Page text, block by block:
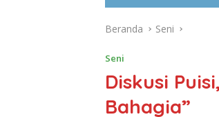
Beranda Seni
Seni
Diskusi
Bahagia”